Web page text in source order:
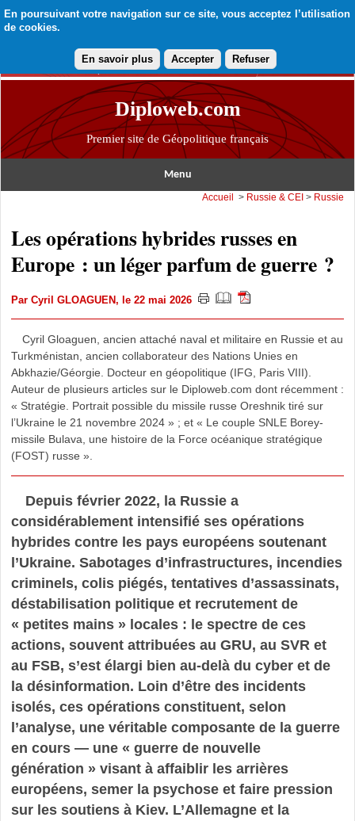
En poursuivant votre navigation sur ce site, vous acceptez l’utilisation
de cookies.
En savoir plus Accepter Refuser
Diploweb.com
Premier site de Géopolitique français
Menu
Accueil > Russie & CEI > Russie
Les opérations hybrides russes en
Europe : un léger parfum de guerre ?
Par Cyril GLOAGUEN, le 22 mai 2026
Cyril Gloaguen, ancien attaché naval et militaire en Russie et au
Turkménistan, ancien collaborateur des Nations Unies en
Abkhazie/Géorgie. Docteur en géopolitique (IFG, Paris VIII).
Auteur de plusieurs articles sur le Diploweb.com dont récemment :
« Stratégie. Portrait possible du missile russe Oreshnik tiré sur
l’Ukraine le 21 novembre 2024 » ; et « Le couple SNLE Borey-
missile Bulava, une histoire de la Force océanique stratégique
(FOST) russe ».
Depuis février 2022, la Russie a
considérablement intensifié ses opérations
hybrides contre les pays européens soutenant
l’Ukraine. Sabotages d’infrastructures, incendies
criminels, colis piégés, tentatives d’assassinats,
déstabilisation politique et recrutement de
« petites mains » locales : le spectre de ces
actions, souvent attribuées au GRU, au SVR et
au FSB, s’est élargi bien au-delà du cyber et de
la désinformation. Loin d’être des incidents
isolés, ces opérations constituent, selon
l’analyse, une véritable composante de la guerre
en cours — une « guerre de nouvelle
génération » visant à affaiblir les arrières
européens, semer la psychose et faire pression
sur les soutiens à Kiev. L’Allemagne et la